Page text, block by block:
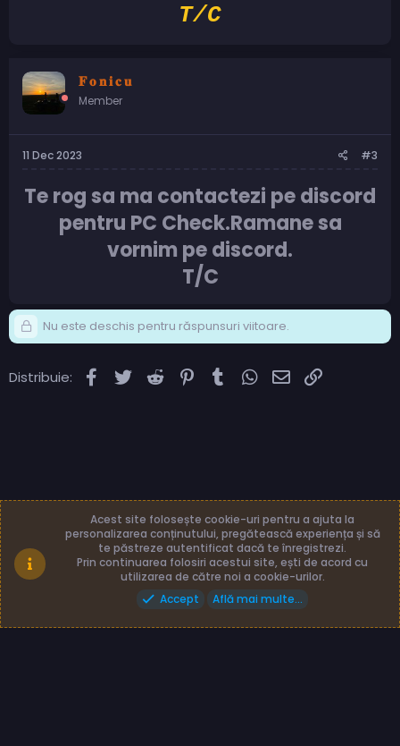
T/C
𝐅 𝐨 𝐧 𝐢 𝐜 𝐮
Member
11 Dec 2023 #3
Te rog sa ma contactezi pe discord
pentru PC Check.Ramane sa
vornim pe discord.
T/C
Nu este deschis pentru răspunsuri viitoare.
Distribuie: Facebook
TwitterReddit PinterestTumblrWhatsApp
Email
Română (RO)
Termeni și reguli
Politică de confidențialitate
Ajutor Acasă
Made with
Acest site folosește cookie-uri pentru a ajuta la
personalizarea conținutului, pregătească experiența și să
te păstreze autentificat dacă te înregistrezi.
Prin continuarea folosiri acestui site, ești de acord cu
utilizarea de către noi a cookie-urilor.
Accept
Află mai multe...